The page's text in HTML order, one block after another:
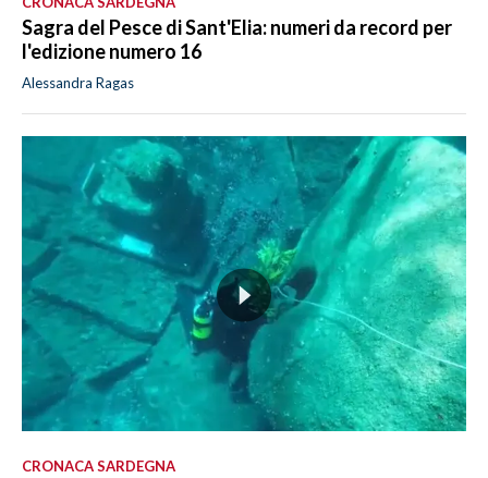
Sagra del Pesce di Sant'Elia: numeri da record per
l'edizione numero 16
Alessandra Ragas
CRONACA SARDEGNA